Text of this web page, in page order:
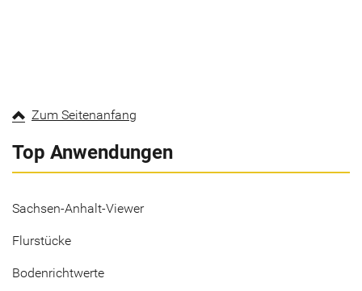
Zum Seitenanfang
Top Anwendungen
Sachsen-Anhalt-Viewer
Flurstücke
Bodenrichtwerte